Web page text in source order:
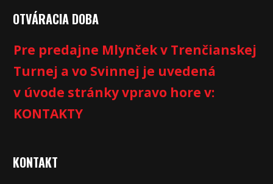
OTVÁRACIA DOBA
Pre predajne Mlynček v Trenčianskej
Turnej a vo Svinnej je uvedená
v úvode stránky vpravo hore v:
KONTAKTY
KONTAKT